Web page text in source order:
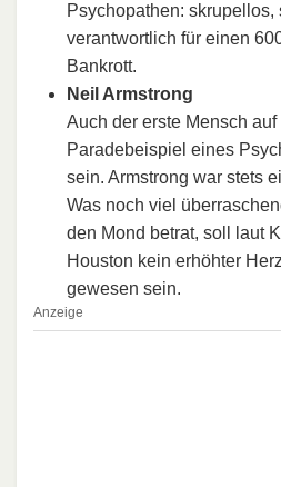
Psychopathen: skrupellos,
verantwortlich für einen
Bankrott.
Neil Armstrong
Auch der erste Mensch
Paradebeispiel eines
sein. Armstrong war stets
Was noch viel
den Mond betrat, soll laut
Houston kein erhöhter
gewesen sein.
Anzeige